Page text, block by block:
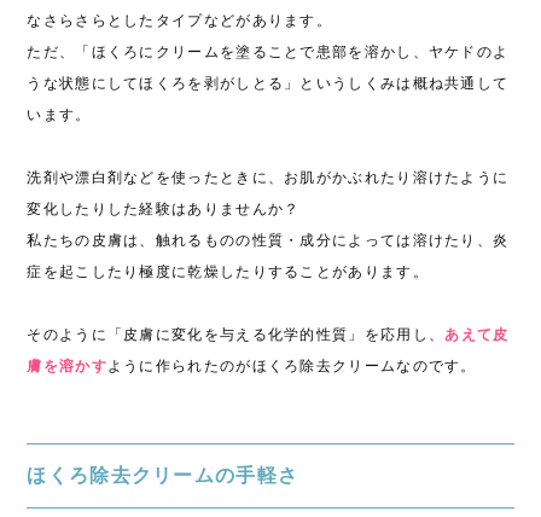
なさらさらとしたタイプなどがあります。
ただ、「ほくろにクリームを塗ることで患部を溶かし、ヤケドのよ
うな状態にしてほくろを剥がしとる」というしくみは概ね共通して
います。
洗剤や漂白剤などを使ったときに、お肌がかぶれたり溶けたように
変化したりした経験はありませんか？
私たちの皮膚は、触れるものの性質・成分によっては溶けたり、炎
症を起こしたり極度に乾燥したりすることがあります。
そのように「皮膚に変化を与える化学的性質」を応用し、あえて皮
膚を溶かすように作られたのがほくろ除去クリームなのです。
ほくろ除去クリームの手軽さ